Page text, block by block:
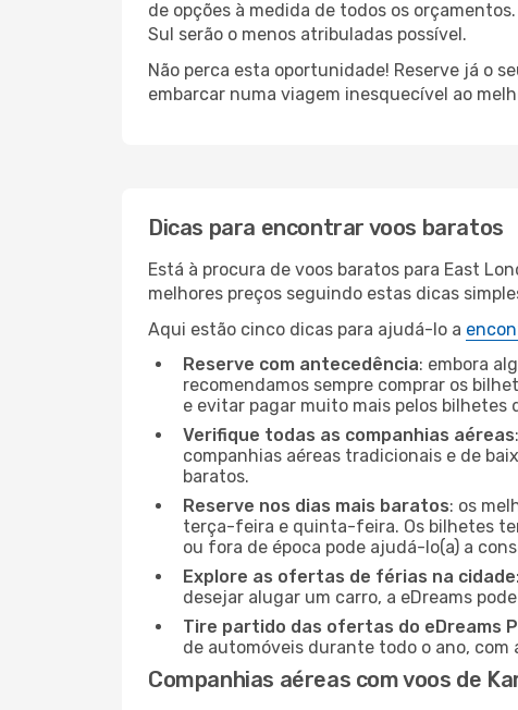
de opções à medida de todos os
Sul serão o menos atribuladas possível.
Não perca esta oportunidade! Reserve já o
embarcar numa viagem inesquecível ao
Dicas para encontrar voos baratos
Está à procura de voos baratos para East
melhores preços seguindo estas dicas
Aqui estão cinco dicas para ajudá-lo a
Reserve com antecedência: embora
recomendamos sempre comprar os
e evitar pagar muito mais pelos bilhetes
Verifique todas as companhias aéreas
companhias aéreas tradicionais e de
baratos.
Reserve nos dias mais baratos: os
terça-feira e quinta-feira. Os bilhetes
ou fora de época pode ajudá-lo(a) a
Explore as ofertas de férias na cidade
desejar alugar um carro, a eDreams
Tire partido das ofertas do eDreams
de automóveis durante todo o ano,
Companhias aéreas com voos de